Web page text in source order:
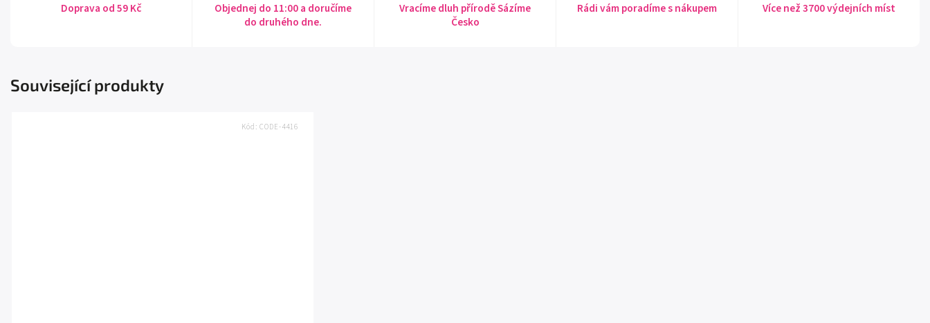
Doprava od 59 Kč
Objednej do 11:00 a doručíme
do druhého dne.
Vracíme dluh přírodě Sázíme
Česko
Rádi vám poradíme s nákupem Více než 3700 výdejních míst
Související produkty
Kód: CODE-4416